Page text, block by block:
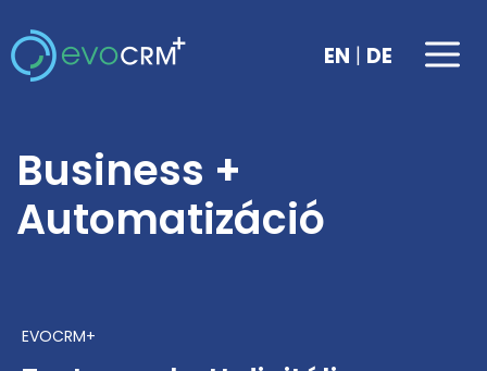
tartalomba
EN | DE
Business +
Automatizáció
EVOCRM+